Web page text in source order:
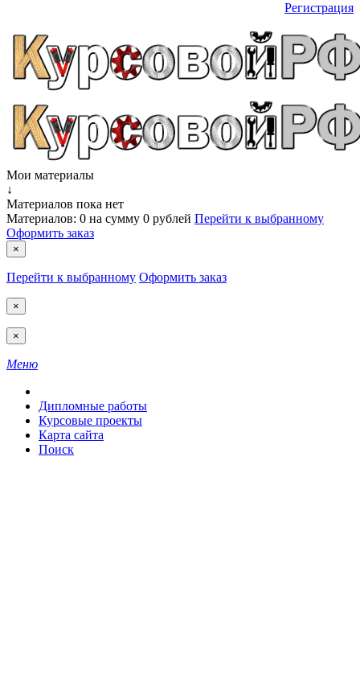
Регистрация
Мои материалы
↓
Материалов пока нет
Материалов: 0 на сумму 0 рублей Перейти к выбранному
Оформить заказ
×
Перейти к выбранному Оформить заказ
×
×
Меню
Дипломные работы
Курсовые проекты
Карта сайта
Поиск